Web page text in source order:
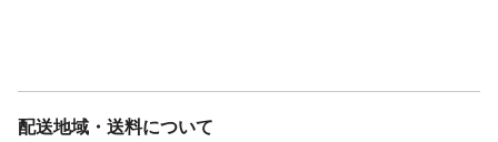
配送地域・送料について